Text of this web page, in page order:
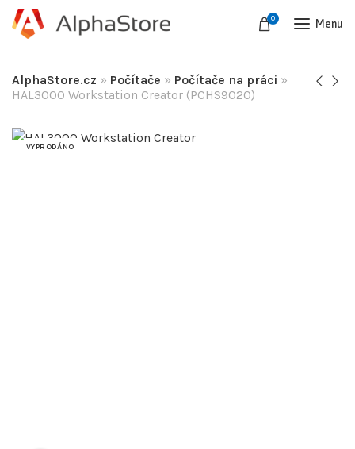
0 Menu
AlphaStore.cz » Počítače » Počítače na práci »
HAL3000 Workstation Creator (PCHS9020)
VYPRODÁNO